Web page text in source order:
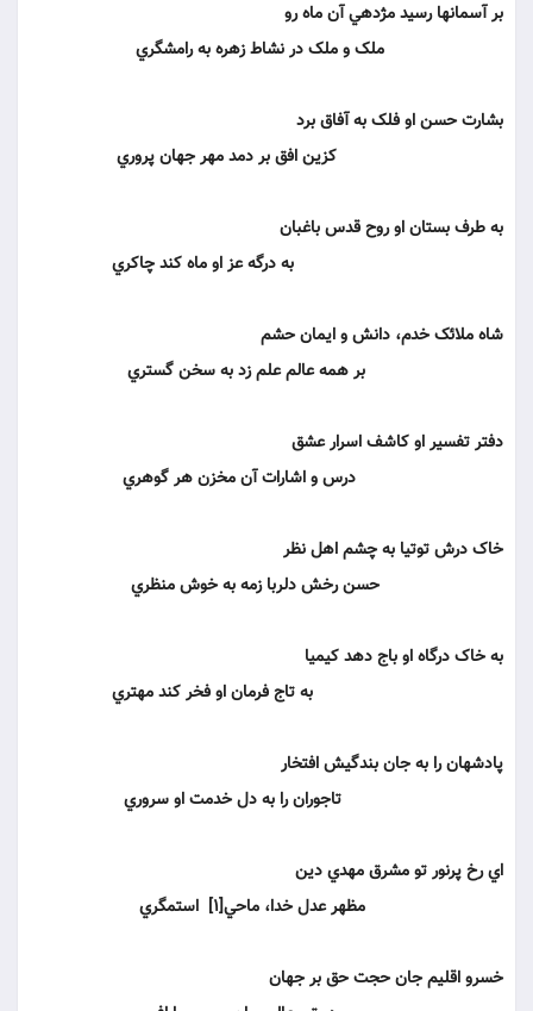
بر آسمانها رسيد مژده‏ي آن ماه رو
ملک و ملک در نشاط زهره به رامشگري‏
بشارت حسن او فلک به آفاق برد
کزين افق بر دمد مهر جهان پروري‏
به طرف بستان او روح قدس باغبان‏
به درگه عز او ماه کند چاکري‏
شاه ملائک خدم، دانش و ايمان حشم‏
بر همه عالم علم زد به سخن گستري‏
دفتر تفسير او کاشف اسرار عشق‏
درس و اشارات آن مخزن هر گوهري‏
خاک درش توتيا به چشم اهل نظر
حسن رخش دلربا زمه به خوش منظري‏
به خاک درگاه او باج دهد کيميا
به تاج فرمان او فخر کند مهتري‏
پادشهان را به جان بندگيش افتخار
تاجوران را به دل خدمت او سروري‏
اي رخ پرنور تو مشرق مهدي دين‏
مظهر عدل خدا، ماحي[1] استمگري‏
خسرو اقليم جان حجت حق بر جهان‏